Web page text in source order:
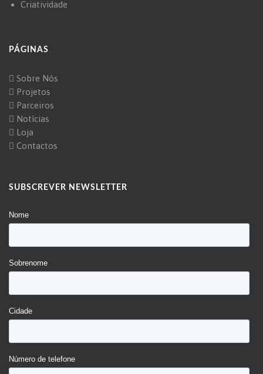
Criatividade
PÁGINAS
Sobre Nós
Projetos
Parceiros
Notícias
Loja
Contactos
SUBSCREVER NEWSLETTER